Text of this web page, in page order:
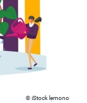
iStock lemono